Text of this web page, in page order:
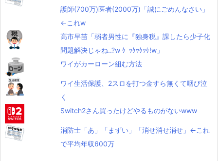
護師(700万)医者(2000万)「誠にごめんなさい」
←これw
高市早苗「弱者男性に『独身税』課したら少子化
問題解決じゃね..?w ｹｰｯｹｯｹｯｹ!w」
ワイがカーローン組む方法
ワイ生活保護、2スロを打つ金すら無くて咽び泣
く
Switch2さん買ったけどやるものがないwww
消防士「あ」「まずい」「消せ消せ消せ」←これ
で平均年収600万